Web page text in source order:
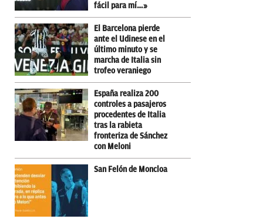
fácil para mí…»
El Barcelona pierde
ante el Udinese en el
último minuto y se
marcha de Italia sin
trofeo veraniego
España realiza 200
controles a pasajeros
procedentes de Italia
tras la rabieta
fronteriza de Sánchez
con Meloni
San Felón de Moncloa